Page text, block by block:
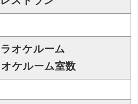
オケルーム
ケルーム室数